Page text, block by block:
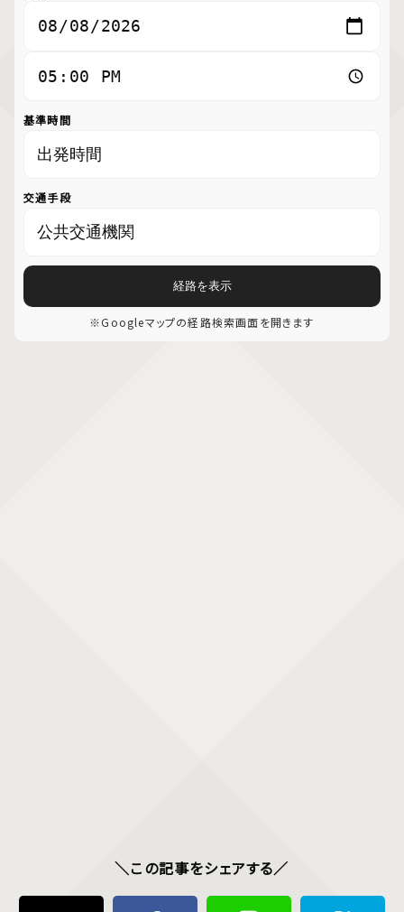
基準時間
交通手段
経路を表示
※Googleマップの経路検索画面を開きます
＼この記事をシェアする／